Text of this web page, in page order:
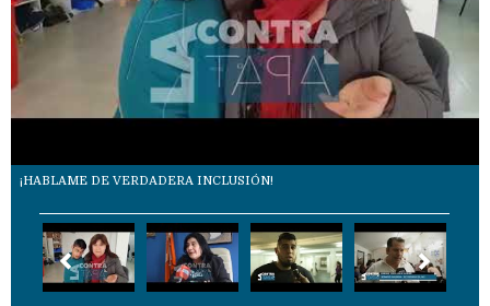
¡HABLAME DE VERDADERA INCLUSIÓN!